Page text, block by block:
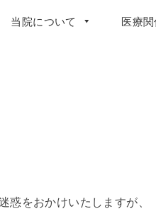
当院について 医療
をおかけいたしますが、